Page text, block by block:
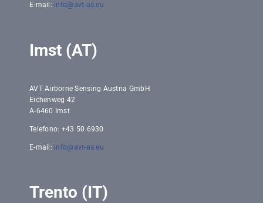
E-mail: info@avt-as.eu
Imst (AT)
AVT Airborne Sensing Austria GmbH
Eichenweg 42
A-6460 Imst
Telefono: +43 50 6930
E-mail: info@avt-as.eu
Trento (IT)